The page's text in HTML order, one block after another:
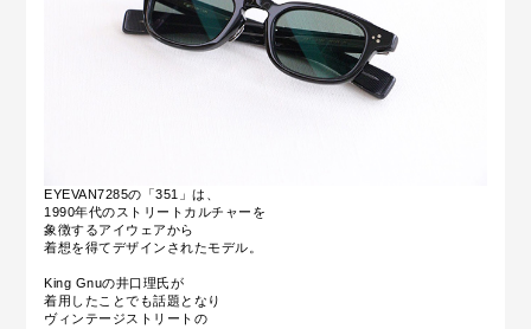
EYEVAN7285の「351」は、
1990年代のストリートカルチャーを
象徴するアイウェアから
着想を得てデザインされたモデル。
King Gnuの井口理氏が
着用したことでも話題となり
ヴィンテージストリートの